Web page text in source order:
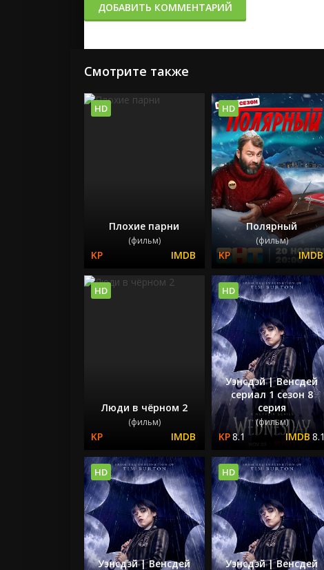
ДОБАВИТЬ КОММЕНТАРИЙ
Смотрите также
Плохие парни
(фильм)
HD
Полярный
(фильм)
HD
Люди в чёрном 2
(фильм)
HD
Уэнсдэй | Венсдей
сериал 1 сезон 8
серия
(фильм)
8.1 8.1
HD
Уэнсдэй | Венсдей
HD
Уэнсдэй | Венсдей
HD